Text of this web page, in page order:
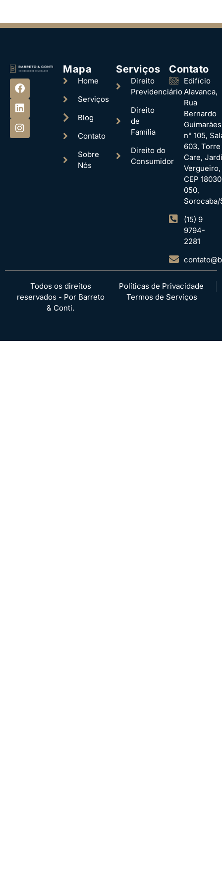
Mapa
Home
Serviços
Blog
Contato
Sobre
Nós
Serviços
Direito
Previdenciário
Direito
de
Família
Direito do
Consumidor
Contato
Edifício
Alavanca,
Rua
Bernardo
n° 105,
603, Torre
Care,
Vergueiro,
CEP
050,
Sorocaba/
(15) 9
9794-
2281
Todos os direitos
reservados - Por Barreto
& Conti.
Políticas de Privacidade
Termos de Serviços